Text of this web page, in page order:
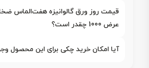
عرض 1000 چقدر است؟
آیا امکان خرید چکی برای این محصول